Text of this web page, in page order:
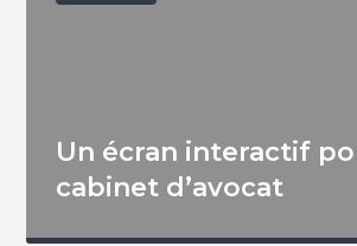
Un écran interactif
cabinet d’avocat